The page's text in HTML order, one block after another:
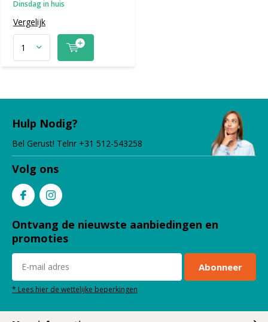
Dinsdag in huis
Vergelijk
Hulp Nodig?
Bel Gerust! Telnr +31 512-543258
Volg ons
Ontvang de nieuwste aanbiedingen en
promoties
Abonneer
* Lees hier de wettelijke beperkingen